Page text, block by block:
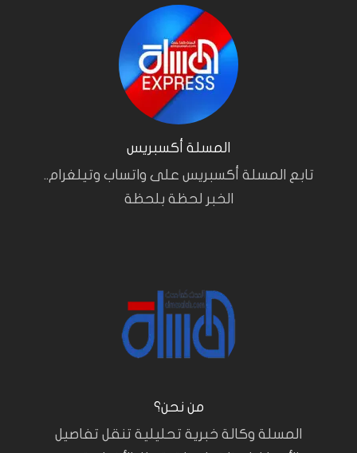
المسلة أكسبريس
تابع المسلة أكسبريس على واتساب وتيلغرام..
الخبر لحظة بلحظة
من نحن؟
المسلة وكالة خبرية تحليلية تنقل تفاصيل